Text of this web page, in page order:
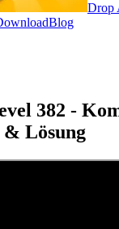
Drop
Blog
382 -
Lösung